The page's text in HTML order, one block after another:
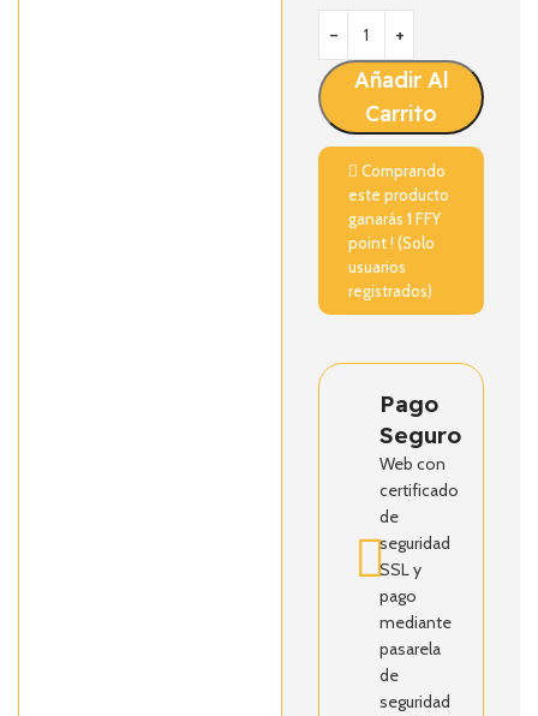
Añadir Al
Carrito
Comprando
este producto
ganarás1FFY
point ! (Solo
usuarios
registrados)
Pago
Seguro
Web con
certificado
de
seguridad
SSL y
pago
mediante
pasarela
de
seguridad